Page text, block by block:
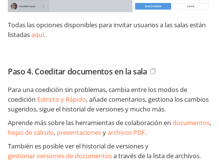
Todas las opciones disponibles para invitar usuarios a las salas están
listadasaquí.
Paso 4. Coeditar documentos en la sala
Para una coedición sin problemas, cambia entre los modos de
coedición Estricto y Rápido, añade comentarios, gestiona los cambios
sugeridos, sigue el historial de versiones y mucho más.
Aprende más sobre las herramientas de colaboración en documentos,
hojas de cálculo, presentacionesyarchivos PDF.
También es posible ver el historial de versiones y
gestionar versiones de documentosa través de la lista de archivos.